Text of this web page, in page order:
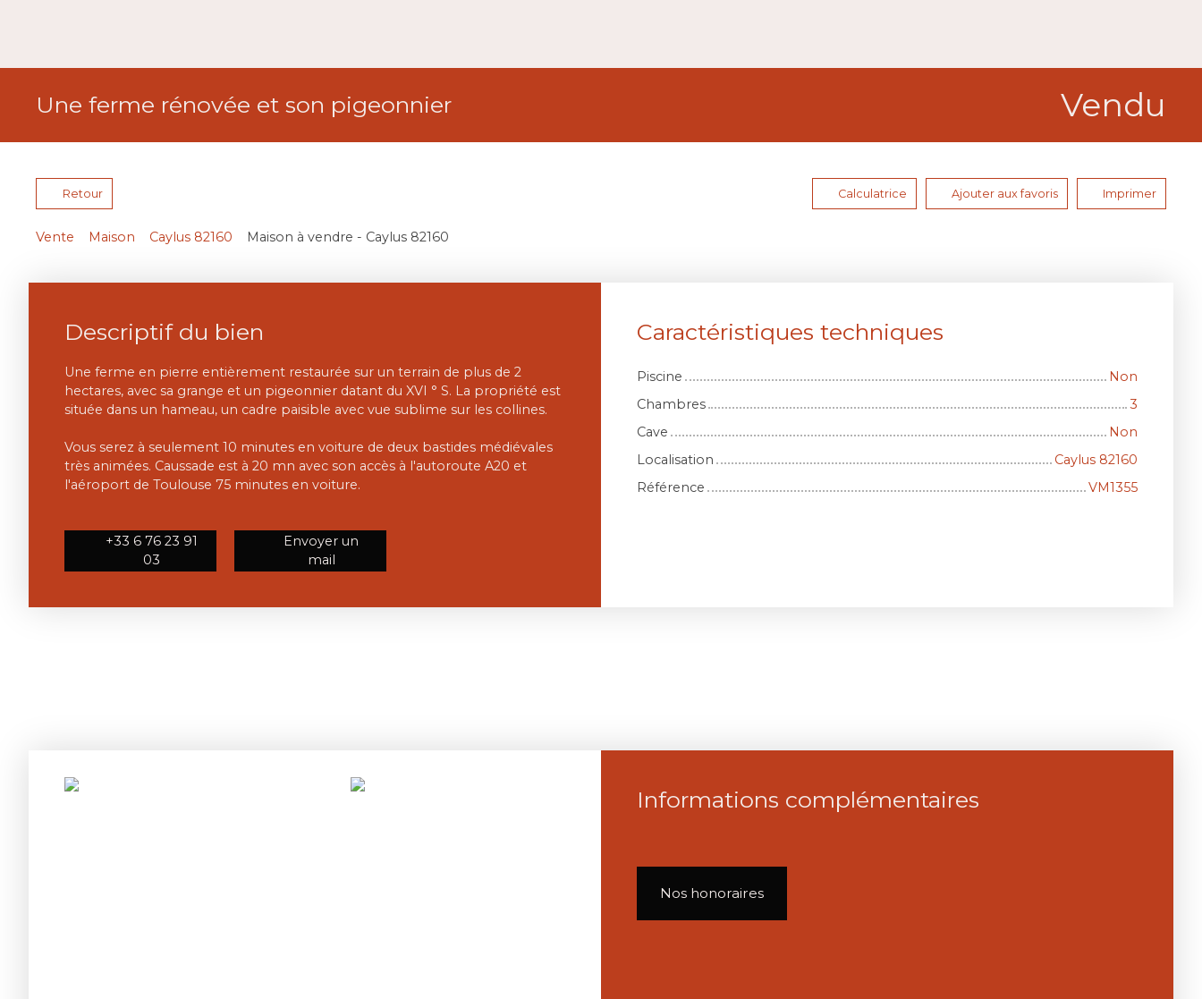
Une ferme rénovée et son pigeonnier Vendu
Retour Calculatrice Ajouter aux favoris Imprimer
Vente Maison Caylus 82160 Maison à vendre - Caylus 82160
Descriptif du bien
Une ferme en pierre entièrement restaurée sur un terrain de plus de 2
hectares, avec sa grange et un pigeonnier datant du XVI ° S. La propriété est
située dans un hameau, un cadre paisible avec vue sublime sur les collines.
Vous serez à seulement 10 minutes en voiture de deux bastides médiévales
très animées. Caussade est à 20 mn avec son accès à l'autoroute A20 et
l'aéroport de Toulouse 75 minutes en voiture.
+33 6 76 23 91
03
Envoyer un
mail
Caractéristiques techniques
Piscine
Non
Chambres
3
Cave
Non
Localisation
Caylus 82160
Référence
VM1355
Informations complémentaires
Nos honoraires